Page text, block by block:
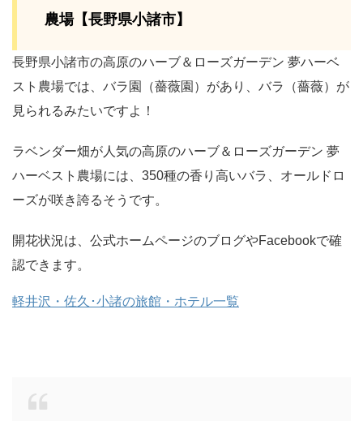
農場【長野県小諸市】
長野県小諸市の高原のハーブ＆ローズガーデン 夢ハーベ
スト農場では、バラ園（薔薇園）があり、バラ（薔薇）が
見られるみたいですよ！
ラベンダー畑が人気の高原のハーブ＆ローズガーデン 夢
ハーベスト農場には、350種の香り高いバラ、オールドロ
ーズが咲き誇るそうです。
開花状況は、公式ホームページのブログやFacebookで確
認できます。
軽井沢・佐久･小諸の旅館・ホテル一覧